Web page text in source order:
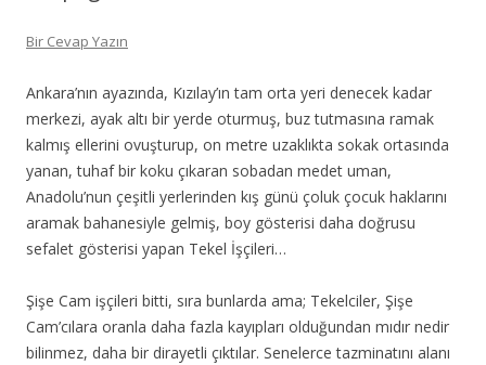
Bir Cevap Yazın
Ankara’nın ayazında, Kızılay’ın tam orta yeri denecek kadar
merkezi, ayak altı bir yerde oturmuş, buz tutmasına ramak
kalmış ellerini ovuşturup, on metre uzaklıkta sokak ortasında
yanan, tuhaf bir koku çıkaran sobadan medet uman,
Anadolu’nun çeşitli yerlerinden kış günü çoluk çocuk haklarını
aramak bahanesiyle gelmiş, boy gösterisi daha doğrusu
sefalet gösterisi yapan Tekel İşçileri…
Şişe Cam işçileri bitti, sıra bunlarda ama; Tekelciler, Şişe
Cam’cılara oranla daha fazla kayıpları olduğundan mıdır nedir
bilinmez, daha bir dirayetli çıktılar. Senelerce tazminatını alanı